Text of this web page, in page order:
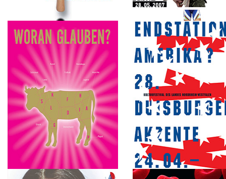
2008
Was uns beschäftigt NORMAL